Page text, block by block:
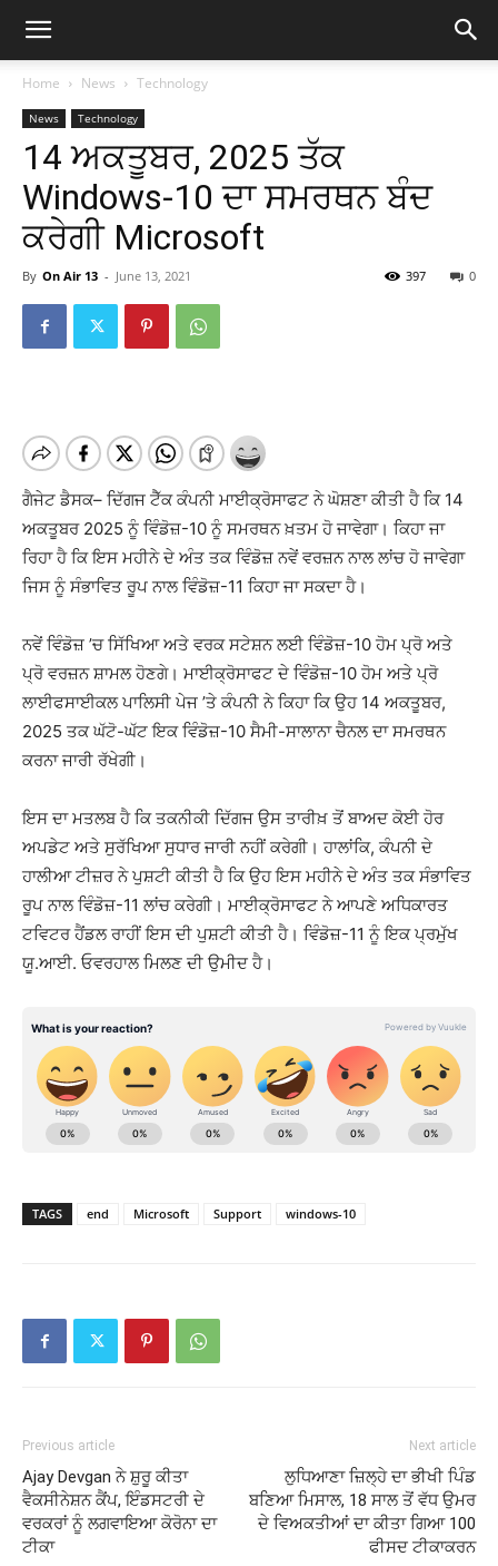
Home News Technology
News Technology
14 ਅਕਤੂਬਰ, 2025 ਤੱਕ
Windows-10 ਦਾ ਸਮਰਥਨ ਬੰਦ
ਕਰੇਗੀ Microsoft
By On Air 13 - June 13, 2021 0
397
ਗੈਜੇਟ ਡੈਸਕ– ਦਿੱਗਜ ਟੈੱਕ ਕੰਪਨੀ ਮਾਈਕ੍ਰੋਸਾਫਟ ਨੇ ਘੋਸ਼ਣਾ ਕੀਤੀ ਹੈ ਕਿ 14
ਅਕਤੂਬਰ 2025 ਨੂੰ ਵਿੰਡੋਜ਼-10 ਨੂੰ ਸਮਰਥਨ ਖ਼ਤਮ ਹੋ ਜਾਵੇਗਾ। ਕਿਹਾ ਜਾ
ਰਿਹਾ ਹੈ ਕਿ ਇਸ ਮਹੀਨੇ ਦੇ ਅੰਤ ਤਕ ਵਿੰਡੋਜ਼ ਨਵੇਂ ਵਰਜ਼ਨ ਨਾਲ ਲਾਂਚ ਹੋ ਜਾਵੇਗਾ
ਜਿਸ ਨੂੰ ਸੰਭਾਵਿਤ ਰੂਪ ਨਾਲ ਵਿੰਡੋਜ਼-11 ਕਿਹਾ ਜਾ ਸਕਦਾ ਹੈ।
ਨਵੇਂ ਵਿੰਡੋਜ਼ ’ਚ ਸਿੱਖਿਆ ਅਤੇ ਵਰਕ ਸਟੇਸ਼ਨ ਲਈ ਵਿੰਡੋਜ਼-10 ਹੋਮ ਪ੍ਰੋ ਅਤੇ
ਪ੍ਰੋ ਵਰਜ਼ਨ ਸ਼ਾਮਲ ਹੋਣਗੇ। ਮਾਈਕ੍ਰੋਸਾਫਟ ਦੇ ਵਿੰਡੋਜ਼-10 ਹੋਮ ਅਤੇ ਪ੍ਰੋ
ਲਾਈਫਸਾਈਕਲ ਪਾਲਿਸੀ ਪੇਜ ’ਤੇ ਕੰਪਨੀ ਨੇ ਕਿਹਾ ਕਿ ਉਹ 14 ਅਕਤੂਬਰ,
2025 ਤਕ ਘੱਟੋ-ਘੱਟ ਇਕ ਵਿੰਡੋਜ਼-10 ਸੈਮੀ-ਸਾਲਾਨਾ ਚੈਨਲ ਦਾ ਸਮਰਥਨ
ਕਰਨਾ ਜਾਰੀ ਰੱਖੇਗੀ।
ਇਸ ਦਾ ਮਤਲਬ ਹੈ ਕਿ ਤਕਨੀਕੀ ਦਿੱਗਜ ਉਸ ਤਾਰੀਖ਼ ਤੋਂ ਬਾਅਦ ਕੋਈ ਹੋਰ
ਅਪਡੇਟ ਅਤੇ ਸੁਰੱਖਿਆ ਸੁਧਾਰ ਜਾਰੀ ਨਹੀਂ ਕਰੇਗੀ। ਹਾਲਾਂਕਿ, ਕੰਪਨੀ ਦੇ
ਹਾਲੀਆ ਟੀਜ਼ਰ ਨੇ ਪੁਸ਼ਟੀ ਕੀਤੀ ਹੈ ਕਿ ਉਹ ਇਸ ਮਹੀਨੇ ਦੇ ਅੰਤ ਤਕ ਸੰਭਾਵਿਤ
ਰੂਪ ਨਾਲ ਵਿੰਡੋਜ਼-11 ਲਾਂਚ ਕਰੇਗੀ। ਮਾਈਕ੍ਰੋਸਾਫਟ ਨੇ ਆਪਣੇ ਅਧਿਕਾਰਤ
ਟਵਿਟਰ ਹੈਂਡਲ ਰਾਹੀਂ ਇਸ ਦੀ ਪੁਸ਼ਟੀ ਕੀਤੀ ਹੈ। ਵਿੰਡੋਜ਼-11 ਨੂੰ ਇਕ ਪ੍ਰਮੁੱਖ
ਯੂ.ਆਈ. ਓਵਰਹਾਲ ਮਿਲਣ ਦੀ ਉਮੀਦ ਹੈ।
TAGS end Microsoft Support windows-10
Previous article
Ajay Devgan ਨੇ ਸ਼ੁਰੂ ਕੀਤਾ
ਵੈਕਸੀਨੇਸ਼ਨ ਕੈਂਪ, ਇੰਡਸਟਰੀ ਦੇ
ਵਰਕਰਾਂ ਨੂੰ ਲਗਵਾਇਆ ਕੋਰੋਨਾ ਦਾ
ਟੀਕਾ
Next article
ਲੁਧਿਆਣਾ ਜ਼ਿਲ੍ਹੇ ਦਾ ਭੀਖੀ ਪਿੰਡ
ਬਣਿਆ ਮਿਸਾਲ, 18 ਸਾਲ ਤੋਂ ਵੱਧ ਉਮਰ
ਦੇ ਵਿਅਕਤੀਆਂ ਦਾ ਕੀਤਾ ਗਿਆ 100
ਫੀਸਦ ਟੀਕਾਕਰਨ